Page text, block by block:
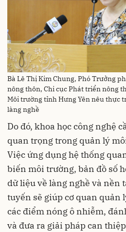
Bà Lê Thị Kim Chung, Phó Trưởng
nông thôn, Chi cục Phát triển nông
Môi trường tỉnh Hưng Yên nêu thực
làng nghề
Do đó, khoa học công nghệ
quan trọng trong quản lý
Việc ứng dụng hệ thống
biến môi trường, bản đồ số
dữ liệu về làng nghề và nền
tuyến sẽ giúp cơ quan quản
các điểm nóng ô nhiễm,
và đưa ra giải pháp can